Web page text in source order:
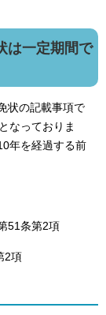
は一定期間で
状の記載事項で
なっておりま
年を経過する前
51条第2項
2項